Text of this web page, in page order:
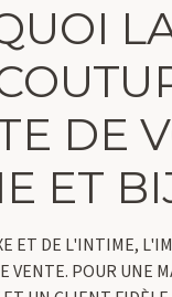
DE
ET
ET DE L'INTIME,
VENTE. POUR UNE